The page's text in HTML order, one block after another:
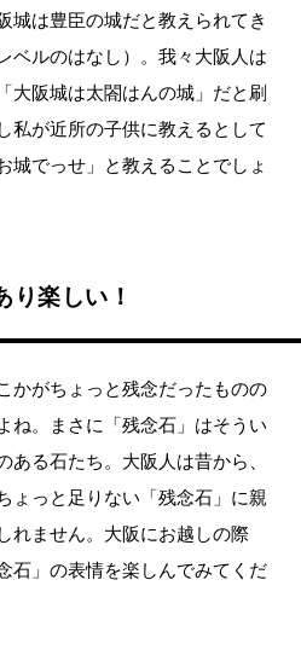
城は豊臣の城だと教えられてき
ベルのはなし）。我々大阪人は
大阪城は太閤はんの城」だと刷
私が近所の子供に教えるとして
城でっせ」と教えることでしょ
り楽しい！
かがちょっと残念だったものの
ね。まさに「残念石」はそうい
ある石たち。大阪人は昔から、
ょっと足りない「残念石」に親
れません。大阪にお越しの際
石」の表情を楽しんでみてくだ